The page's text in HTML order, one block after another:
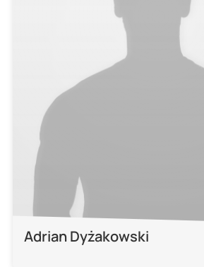
Adrian Dyżakowski